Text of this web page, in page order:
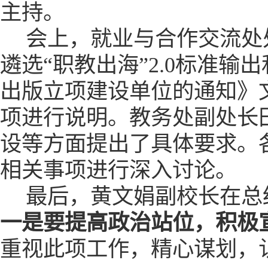
主持。
会上，就业与合作交流
遴选“职教出海”2.0标准输
出版立项建设单位的通知
项进行说明。教务处副处
设等方面提出了具体要求
相关事项进行深入讨论。
最后，黄文娟副校长在
一是要提高政治站位，积极
重视此项工作，精心谋划